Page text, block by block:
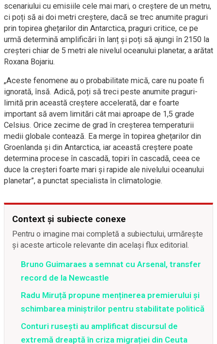
scenariului cu emisiile cele mai mari, o creștere de un metru,
ci poți să ai doi metri creștere, dacă se trec anumite praguri
prin topirea ghețarilor din Antarctica, praguri critice, ce pe
urmă determină amplificări în lanț și poți să ajungi în 2150 la
creșteri chiar de 5 metri ale nivelul oceanului planetar, a arătat
Roxana Bojariu.
„Aceste fenomene au o probabilitate mică, care nu poate fi
ignorată, însă. Adică, poți să treci peste anumite praguri-
limită prin această creștere accelerată, dar e foarte
important să avem limitări cât mai aproape de 1,5 grade
Celsius. Orice zecime de grad în creșterea temperaturii
medii globale contează. Ea merge în topirea ghețarilor din
Groenlanda și din Antarctica, iar această creștere poate
determina procese în cascadă, topiri în cascadă, ceea ce
duce la creșteri foarte mari și rapide ale nivelului oceanului
planetar”, a punctat specialista în climatologie.
Context și subiecte conexe
Pentru o imagine mai completă a subiectului, urmărește
și aceste articole relevante din același flux editorial.
Bruno Guimaraes a semnat cu Arsenal, transfer
record de la Newcastle
Radu Miruță propune menținerea premierului și
schimbarea miniștrilor pentru stabilitate politică
Conturi rusești au amplificat discursul de
extremă dreaptă în criza migrației din Ceuta